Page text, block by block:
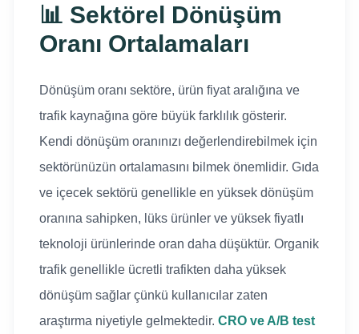
📊 Sektörel Dönüşüm
Oranı Ortalamaları
Dönüşüm oranı sektöre, ürün fiyat aralığına ve
trafik kaynağına göre büyük farklılık gösterir.
Kendi dönüşüm oranınızı değerlendirebilmek için
sektörünüzün ortalamasını bilmek önemlidir. Gıda
ve içecek sektörü genellikle en yüksek dönüşüm
oranına sahipken, lüks ürünler ve yüksek fiyatlı
teknoloji ürünlerinde oran daha düşüktür. Organik
trafik genellikle ücretli trafikten daha yüksek
dönüşüm sağlar çünkü kullanıcılar zaten
araştırma niyetiyle gelmektedir. CRO ve A/B test